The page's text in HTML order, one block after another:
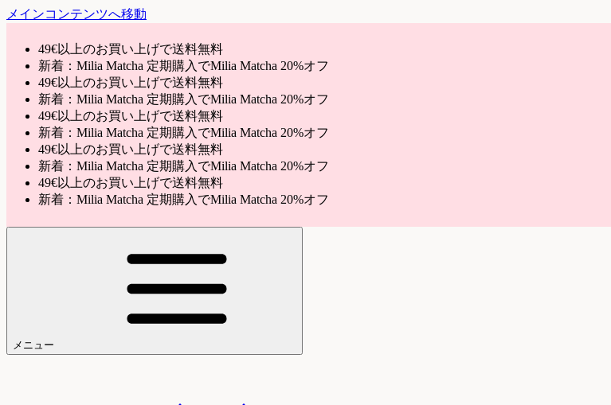
メインコンテンツへ移動
49€以上のお買い上げで送料無料
新着：Milia Matcha 定期購入でMilia Matcha 20%オフ
49€以上のお買い上げで送料無料
新着：Milia Matcha 定期購入でMilia Matcha 20%オフ
49€以上のお買い上げで送料無料
新着：Milia Matcha 定期購入でMilia Matcha 20%オフ
49€以上のお買い上げで送料無料
新着：Milia Matcha 定期購入でMilia Matcha 20%オフ
49€以上のお買い上げで送料無料
新着：Milia Matcha 定期購入でMilia Matcha 20%オフ
メニュー